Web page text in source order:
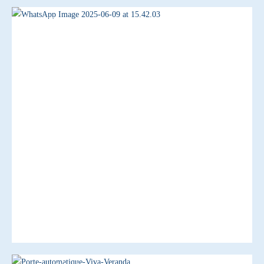
Aluminium